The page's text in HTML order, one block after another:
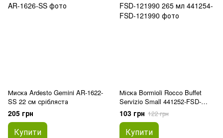
Миска Ardesto Gemini AR-1622-
SS 22 см срібляста
205 грн
Купити
Міска Bormioli Rocco Buffet
Servizio Small 441252-FSD-
121990 265 мл
103 грн 122 грн
Купити